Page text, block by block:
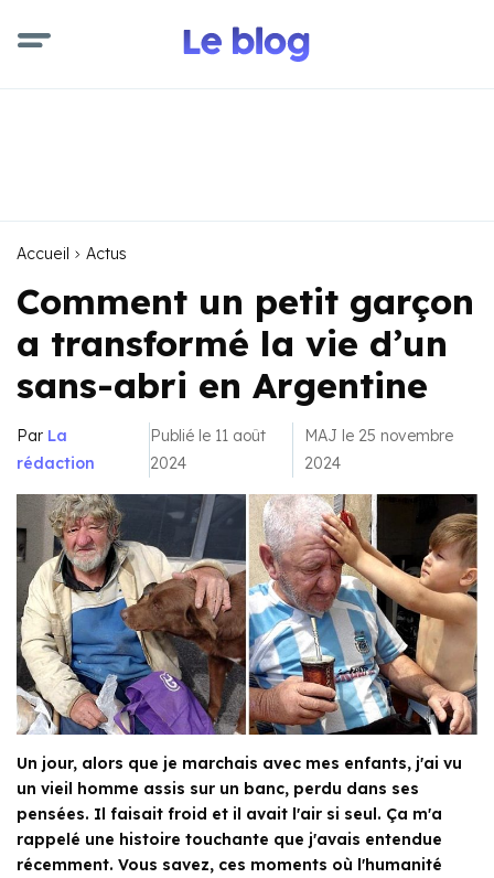
Accueil Actus
Comment un petit garçon
a transformé la vie d’un
sans-abri en Argentine
Par La
rédaction
Publié le 11 août
2024
MAJ le 25 novembre
2024
Un jour, alors que je marchais avec mes enfants, j'ai vu
un vieil homme assis sur un banc, perdu dans ses
pensées. Il faisait froid et il avait l'air si seul. Ça m'a
rappelé une histoire touchante que j'avais entendue
récemment. Vous savez, ces moments où l'humanité